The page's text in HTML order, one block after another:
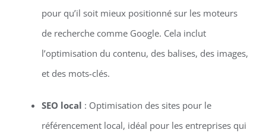
pour qu’il soit mieux positionné sur les moteurs
de recherche comme Google. Cela inclut
l’optimisation du contenu, des balises, des images,
et des mots-clés.
SEO local : Optimisation des sites pour le
référencement local, idéal pour les entreprises qui